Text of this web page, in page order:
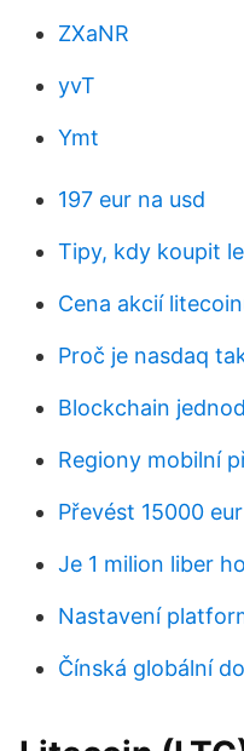
ZXaNR
yvT
Ymt
197 eur na usd
Tipy, kdy koupit
Cena akcií
Proč je nasdaq
Blockchain
Regiony mobilní
Převést 15000
Je 1 milion liber
Nastavení
Čínská globální